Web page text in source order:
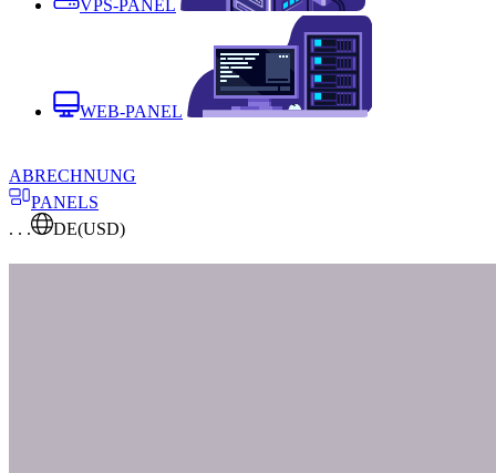
VPS-PANEL
WEB-PANEL
ABRECHNUNG
PANELS
. . .
DE(USD)